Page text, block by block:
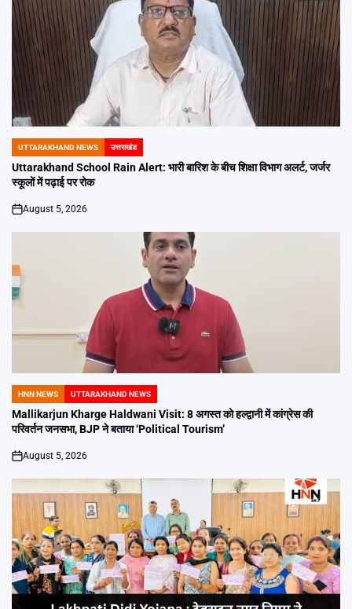
POSTED
IN
UTTARAKHAND NEWS उत्तराखंड
Uttarakhand School Rain Alert: भारी बारिश के बीच शिक्षा विभाग अलर्ट, जर्जर
स्कूलों में पढ़ाई पर रोक
on
August 5, 2026
POSTED
IN
HNN NEWS UTTARAKHAND NEWS
Mallikarjun Kharge Haldwani Visit: 8 अगस्त को हल्द्वानी में कांग्रेस की
परिवर्तन जनसभा, BJP ने बताया ‘Political Tourism’
on
August 5, 2026